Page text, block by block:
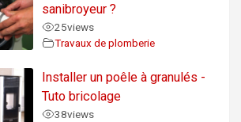
sanibroyeur ?
25views
Travaux de plomberie
Installer un poêle à granulés -
Tuto bricolage
38views